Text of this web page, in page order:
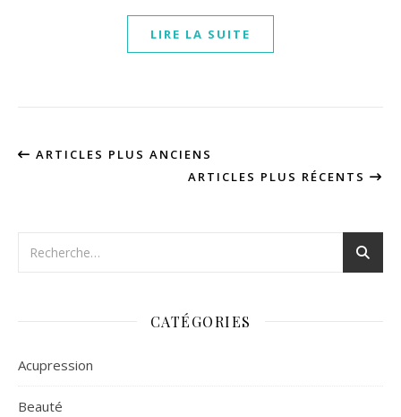
LIRE LA SUITE
ARTICLES PLUS ANCIENS
ARTICLES PLUS RÉCENTS
CATÉGORIES
Acupression
Beauté